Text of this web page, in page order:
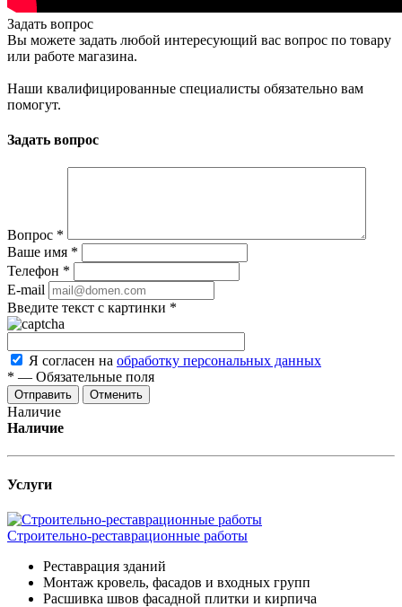
Задать вопрос
Вы можете задать любой интересующий вас вопрос по товару
или работе магазина.
Наши квалифицированные специалисты обязательно вам
помогут.
Задать вопрос
Вопрос *
Ваше имя *
Телефон *
E-mail
Введите текст с картинки *
Я согласен на обработку персональных данных
* — Обязательные поля
Отменить
Наличие
Наличие
Услуги
Строительно-реставрационные работы
Реставрация зданий
Монтаж кровель, фасадов и входных групп
Расшивка швов фасадной плитки и кирпича